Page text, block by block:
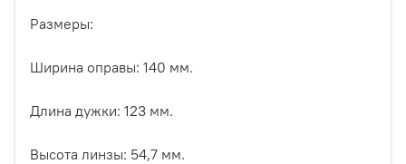
Размеры:
Ширина оправы: 140 мм.
Длина дужки: 123 мм.
Высота линзы: 54,7 мм.